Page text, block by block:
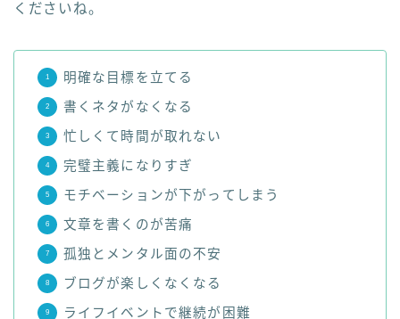
くださいね。
明確な目標を立てる
書くネタがなくなる
忙しくて時間が取れない
完璧主義になりすぎ
モチベーションが下がってしまう
文章を書くのが苦痛
孤独とメンタル面の不安
ブログが楽しくなくなる
ライフイベントで継続が困難